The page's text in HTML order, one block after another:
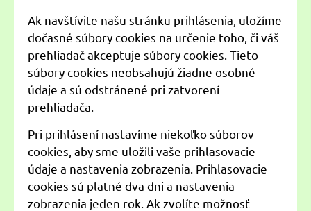
Ak navštívite našu stránku prihlásenia, uložíme
dočasné súbory cookies na určenie toho, či váš
prehliadač akceptuje súbory cookies. Tieto
súbory cookies neobsahujú žiadne osobné
údaje a sú odstránené pri zatvorení
prehliadača.
Pri prihlásení nastavíme niekoľko súborov
cookies, aby sme uložili vaše prihlasovacie
údaje a nastavenia zobrazenia. Prihlasovacie
cookies sú platné dva dni a nastavenia
zobrazenia jeden rok. Ak zvolíte možnosť